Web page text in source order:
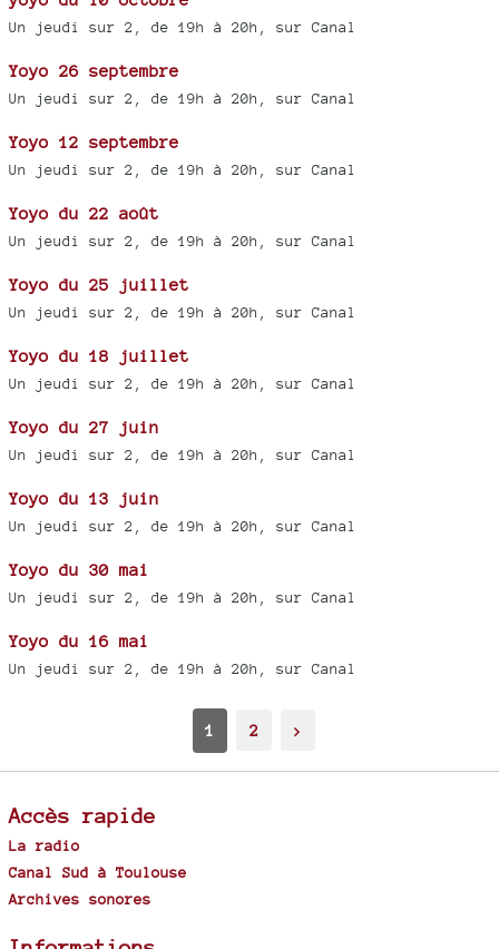
Un jeudi sur 2, de 19h à 20h, sur Canal
Yoyo 26 septembre
Un jeudi sur 2, de 19h à 20h, sur Canal
Yoyo 12 septembre
Un jeudi sur 2, de 19h à 20h, sur Canal
Yoyo du 22 août
Un jeudi sur 2, de 19h à 20h, sur Canal
Yoyo du 25 juillet
Un jeudi sur 2, de 19h à 20h, sur Canal
Yoyo du 18 juillet
Un jeudi sur 2, de 19h à 20h, sur Canal
Yoyo du 27 juin
Un jeudi sur 2, de 19h à 20h, sur Canal
Yoyo du 13 juin
Un jeudi sur 2, de 19h à 20h, sur Canal
Yoyo du 30 mai
Un jeudi sur 2, de 19h à 20h, sur Canal
Yoyo du 16 mai
Un jeudi sur 2, de 19h à 20h, sur Canal
1 2 >
Accès rapide
La radio
Canal Sud à Toulouse
Archives sonores